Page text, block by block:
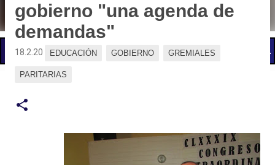
📢 LO ÚLTIMO El Gobierno postergó la reunión paritaria con estatales
gobierno "una agenda de
demandas"
18.2.20 EDUCACIÓN GOBIERNO GREMIALES
PARITARIAS